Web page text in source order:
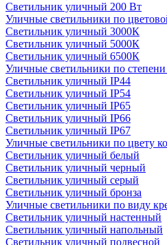
Светильник уличный 200 Вт
Уличные светильники по
Cветильник уличный 3000К
Cветильник уличный 5000К
Cветильник уличный 6500К
Уличные светильники по
Светильник уличный IP44
Светильник уличный IP54
Светильник уличный IP65
Светильник уличный IP66
Светильник уличный IP67
Уличные светильники по цвету
Светильник уличный белый
Светильник уличный черный
Светильник уличный серый
Светильник уличный бронза
Уличные светильники по виду
Светильник уличный настенный
Светильник уличный напольный
Светильник уличный подвесной